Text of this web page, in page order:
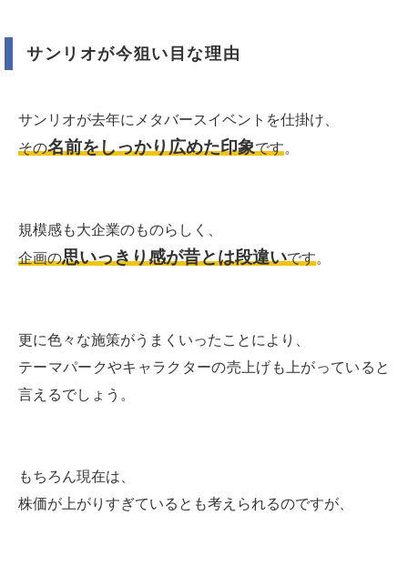
サンリオが今狙い目な理由
サンリオが去年にメタバースイベントを仕掛け、
その名前をしっかり広めた印象です。
規模感も大企業のものらしく、
企画の思いっきり感が昔とは段違いです。
更に色々な施策がうまくいったことにより、
テーマパークやキャラクターの売上げも上がっていると
言えるでしょう。
もちろん現在は、
株価が上がりすぎているとも考えられるのですが、